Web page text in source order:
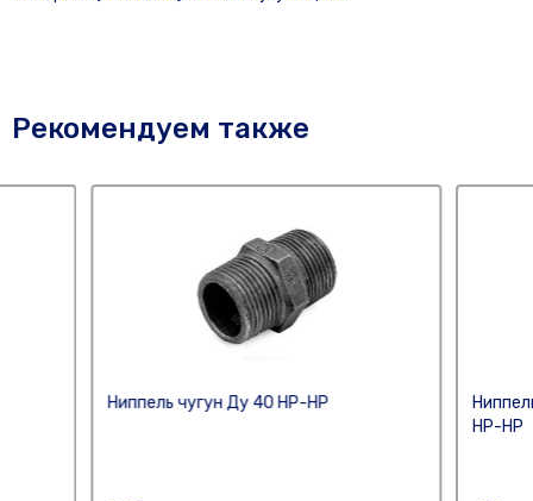
Рекомендуем также
Ниппель чугун Ду 40 НР-НР
НР-НР